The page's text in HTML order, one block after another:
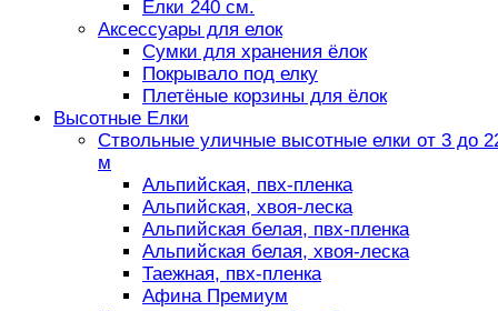
Елки 240 см.
Аксессуары для елок
Сумки для хранения ёлок
Покрывало под елку
Плетёные корзины для ёлок
Высотные Елки
Ствольные уличные высотные елки от 3 до
м
Альпийская, пвх-пленка
Альпийская, хвоя-леска
Альпийская белая, пвх-пленка
Альпийская белая, хвоя-леска
Таежная, пвх-пленка
Афина Премиум